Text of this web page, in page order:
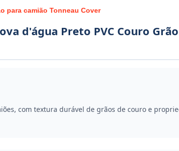
para camião Tonneau Cover
d'água Preto PVC Couro
com textura durável de grãos de couro e